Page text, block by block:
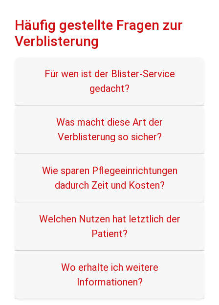
Häufig gestellte Fragen zur
Verblisterung
Für wen ist der Blister-Service
gedacht?
Was macht diese Art der
Verblisterung so sicher?
Wie sparen Pflegeeinrichtungen
dadurch Zeit und Kosten?
Welchen Nutzen hat letztlich der
Patient?
Wo erhalte ich weitere
Informationen?